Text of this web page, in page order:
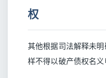
权
其他根据司法解释未
样不得以破产债权名义